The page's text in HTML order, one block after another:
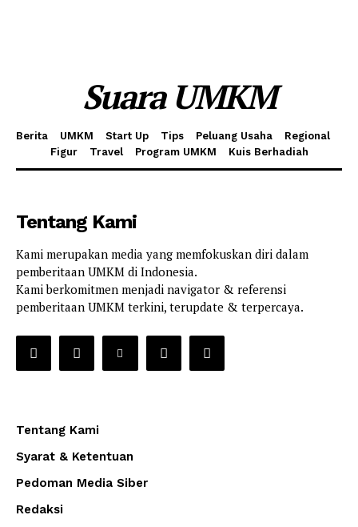
Suara UMKM
Berita UMKM Start Up Tips Peluang Usaha
Regional
Figur
Travel Program UMKM Kuis Berhadiah
Tentang Kami
Kami merupakan media yang memfokuskan diri dalam
pemberitaan UMKM di Indonesia.
Kami berkomitmen menjadi navigator & referensi
pemberitaan UMKM terkini, terupdate & terpercaya.
Tentang Kami
Syarat & Ketentuan
Pedoman Media Siber
Redaksi